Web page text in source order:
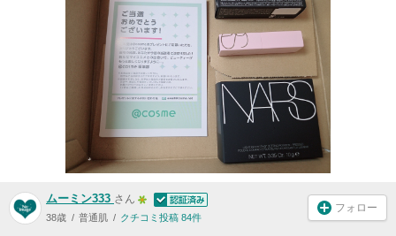
ムーミン333 さん
38歳 普通肌 クチコミ投稿 84件
フォロー